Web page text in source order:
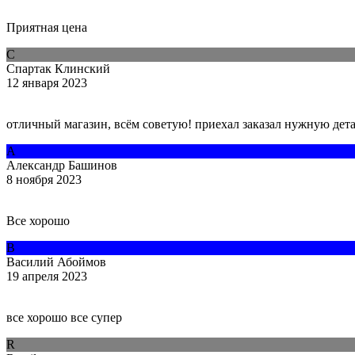
Приятная цена
С
Спартак Клинский
12 января 2023
отличный магазин, всём советую! приехал заказал нужную
А
Александр Башинов
8 ноября 2023
Все хорошо
В
Василий Абоймов
19 апреля 2023
все хорошо все супер
R